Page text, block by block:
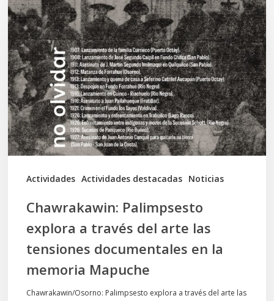
Actividades Actividades destacadas Noticias
Palimpsesto
explora
a
través
del
arte
las
tensiones
documentales
memoria
Mapuche
Chawrakawin: Palimpsesto
explora a través del arte las
tensiones documentales en la
memoria Mapuche
Chawrakawin/Osorno: Palimpsesto explora a través del arte las